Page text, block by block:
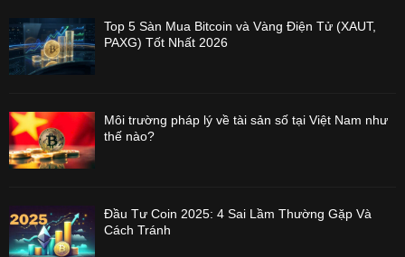
Top 5 Sàn Mua Bitcoin và Vàng Điện Tử (XAUT,
PAXG) Tốt Nhất 2026
Môi trường pháp lý về tài sản số tại Việt Nam như
thế nào?
Đầu Tư Coin 2025: 4 Sai Lầm Thường Gặp Và
Cách Tránh